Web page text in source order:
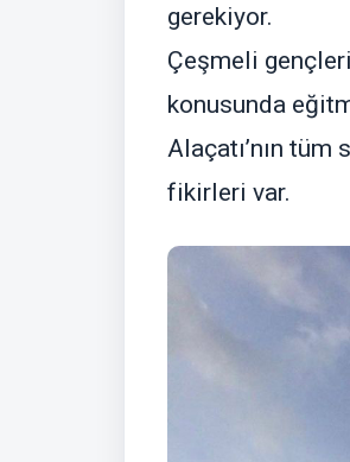
gerekiyor.
Çeşmeli
konusunda
Alaçatı’nın
fikirleri var.